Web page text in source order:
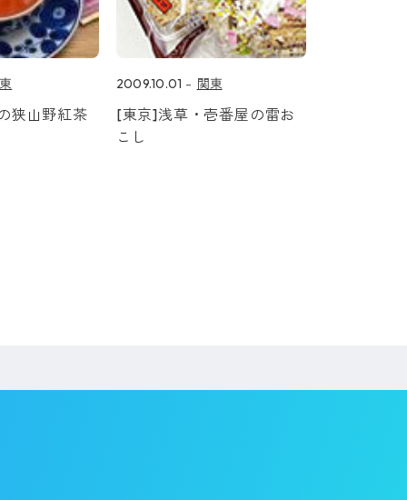
狭山野紅茶
2009.10.01 関東
[東京]浅草・壱番屋の雷お
こし